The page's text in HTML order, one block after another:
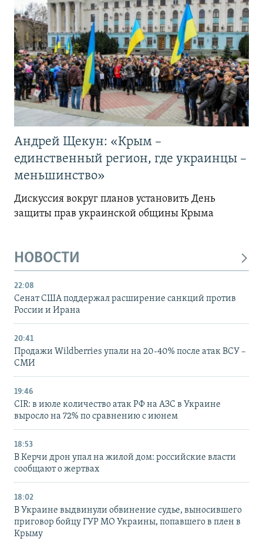
Андрей Щекун: «Крым –
единственный регион, где украинцы –
меньшинство»
Дискуссия вокруг планов установить День
защиты прав украинской общины Крыма
НОВОСТИ
22:08
Сенат США поддержал расширение санкций против
России и Ирана
20:41
Продажи Wildberries упали на 20-40% после атак ВСУ –
СМИ
19:46
CIR: в июле количество атак РФ на АЗС в Украине
выросло на 72% по сравнению с июнем
18:53
В Керчи дрон упал на жилой дом: российские власти
сообщают о жертвах
18:02
В Украине выдвинули обвинение судье, выносившего
приговор бойцу ГУР МО Украины, попавшего в плен в
Крыму